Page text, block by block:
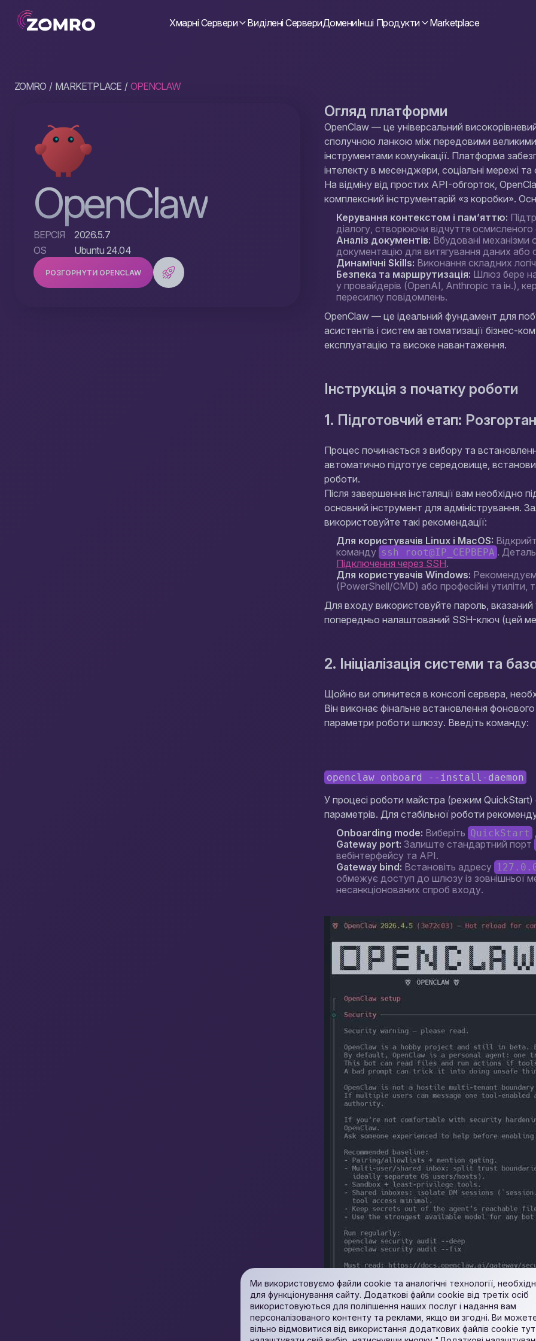
Хмарні Сервери Виділені СервериДомениІнші Продукти Marketplace
ZOMRO MARKETPLACE OPENCLAW
OpenClaw
ВЕРСІЯ
2026.5.7
OS
Ubuntu 24.04
РОЗГОРНYТИ OPENCLAW
Огляд платформи
OpenClaw — це універсальний
сполучною ланкою між передовими
інструментами комунікації. Платформа
інтелекту в месенджери, соціальні мережі
На відміну від простих API-обгорток,
комплексний інструментарій «з коробки».
Керування контекстом і пам’яттю:
діалогу, створюючи відчуття осмисленого
Аналіз документів: Вбудовані механізми
документацію для витягування даних або
Динамічні Skills: Виконання складних
Безпека та маршрутизація: Шлюз бере на
у провайдерів (OpenAI, Anthropic та ін.),
пересилку повідомлень.
OpenClaw — це ідеальний фундамент для
асистентів і систем автоматизації бізнес-
експлуатацію та високе навантаження.
Інструкція з початку роботи
1. Підготовчий етап:
Процес починається з вибору та
автоматично підготує середовище,
роботи.
Після завершення інсталяції вам
основний інструмент для адміністрування.
використовуйте такі рекомендації:
Для користувачів Linux і MacOS:
команду ssh root@IP_СЕРВЕРА .
Підключення через SSH.
Для користувачів Windows:
(PowerShell/CMD) або професійні утиліти,
Для входу використовуйте пароль, вказаний
попередньо налаштований SSH-ключ (цей
2. Ініціалізація системи та
Щойно ви опинитеся в консолі сервера,
Він виконає фінальне встановлення
параметри роботи шлюзу. Введіть команду:
openclaw onboard --install-daemon
У процесі роботи майстра (режим
параметрів. Для стабільної роботи
Onboarding mode: Виберіть QuickStart
Gateway port: Залиште стандартний порт
вебінтерфейсу та API.
Gateway bind: Встановіть адресу
обмежує доступ до шлюзу із зовнішньої
несанкціонованих спроб входу.
Ми використовуємо файли cookie та аналогічні технології,
для функціонування сайту. Додаткові файли cookie від третіх осіб
використовуються для поліпшення наших послуг і надання вам
персоналізованого контенту та реклами, якщо ви згодні. Ви
вільно відмовитися від використання додаткових файлів cookie